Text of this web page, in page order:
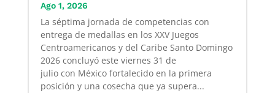
Ago 1, 2026
La séptima jornada de competencias con
entrega de medallas en los XXV Juegos
Centroamericanos y del Caribe Santo Domingo
2026 concluyó este viernes 31 de
julio con México fortalecido en la primera
posición y una cosecha que ya supera...